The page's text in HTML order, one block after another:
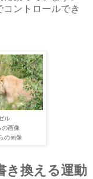
ントロールでき
ル
の画像
の画像
き換える運動